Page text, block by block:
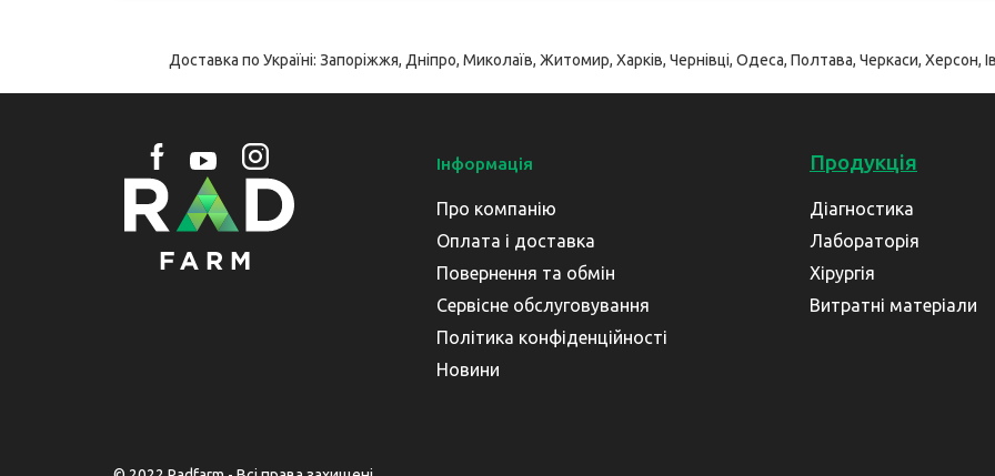
Доставка по Україні: Запоріжжя, Дніпро, Миколаїв, Житомир, Харків, Чернівці, Одеса, Полтава, Черкаси, Херсон,
Інформація
Про компанію
Оплата і доставка
Повернення та обмін
Сервісне обслуговування
Політика конфіденційності
Новини
Продукція
Діагностика
Лабораторія
Хірургія
Витратні матеріали